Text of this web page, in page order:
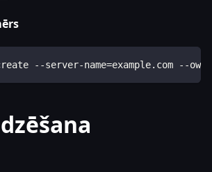
--server-name=example.com --